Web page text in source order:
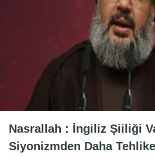
Nasrallah : İngiliz Şiiliği
Siyonizmden Daha